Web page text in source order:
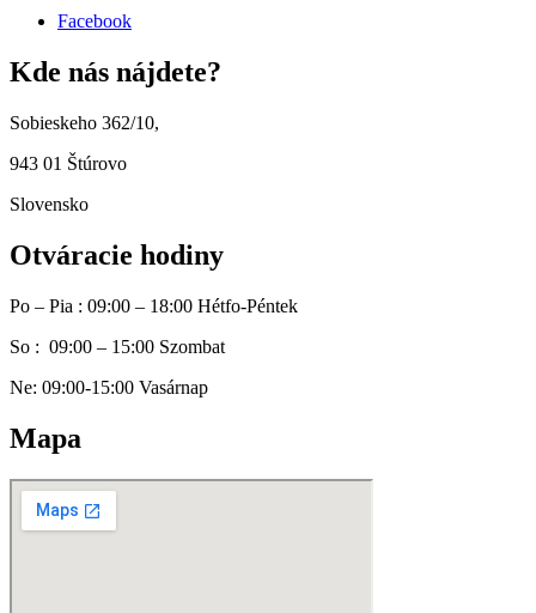
Facebook
Kde nás nájdete?
Sobieskeho 362/10,
943 01 Štúrovo
Slovensko
Otváracie hodiny
Po – Pia : 09:00 – 18:00 Hétfo-Péntek
So : 09:00 – 15:00 Szombat
Ne: 09:00-15:00 Vasárnap
Mapa